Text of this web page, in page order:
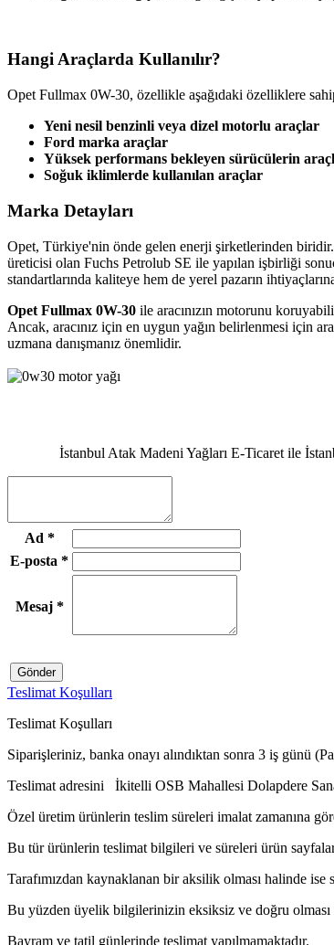
Hangi Araçlarda Kullanılır?
Opet Fullmax 0W-30, özellikle aşağıdaki özelliklere
Yeni nesil benzinli veya dizel motorlu araçlar
Ford marka araçlar
Yüksek performans bekleyen sürücülerin
Soğuk iklimlerde kullanılan araçlar
Marka Detayları
Opet, Türkiye'nin önde gelen enerji şirketlerinden
üreticisi olan Fuchs Petrolub SE ile yapılan işbirliği
standartlarında kaliteye hem de yerel pazarın
Opet Fullmax 0W-30 ile aracınızın motorunu
Ancak, aracınız için en uygun yağın belirlenmesi için
uzmana danışmanız önemlidir.
İstanbul Atak Madeni Yağları E-Ticaret ile
Ad *
E-posta *
Mesaj*
Gönder
Teslimat Koşulları
Teslimat Koşulları
Siparişleriniz, banka onayı alındıktan sonra 3 iş günü
Teslimat adresini İkitelli OSB Mahallesi Dolapdere
Özel üretim ürünlerin teslim süreleri imalat zamanına
Bu tür ürünlerin teslimat bilgileri ve süreleri ürün
Tarafımızdan kaynaklanan bir aksilik olması halinde
Bu yüzden üyelik bilgilerinizin eksiksiz ve doğru olması
Bayram ve tatil günlerinde teslimat yapılmamaktadır.